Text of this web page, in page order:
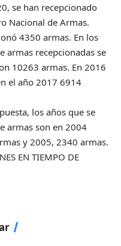
se han recepcionado
Nacional de Armas.
4350 armas. En los
armas recepcionadas se
10263 armas. En 2016
el año 2017 6914
los años que se
armas son en 2004
y 2005, 2340 armas.
EN TIEMPO DE